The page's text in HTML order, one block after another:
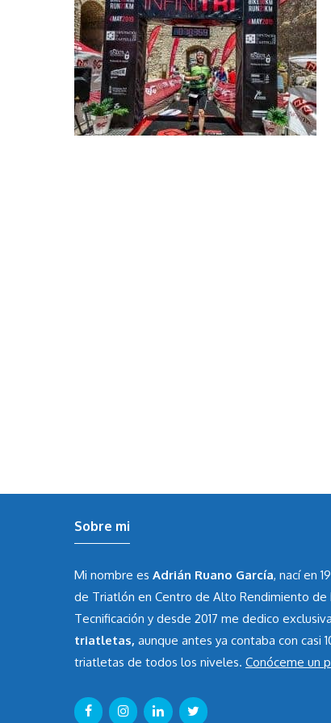
Sobre mi
Mi nombre es Adrián Ruano García, nací en
de Triatlón en Centro de Alto Rendimiento
Tecnificación y desde 2017 me dedico
triatletas, aunque antes ya contaba con casi
triatletas de todos los niveles. Conóceme un